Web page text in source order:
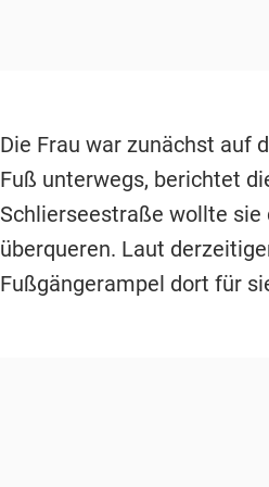
Die Frau war zunächst auf
Fuß unterwegs, berichtet
Schlierseestraße wollte
überqueren. Laut
Fußgängerampel dort für